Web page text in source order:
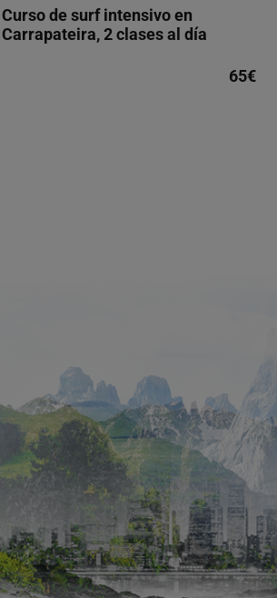
Curso de surf intensivo en
Carrapateira, 2 clases al día
65€